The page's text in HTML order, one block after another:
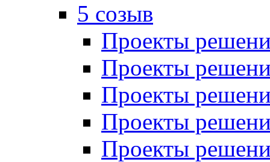
5 созыв
Проекты
Проекты
Проекты
Проекты
Проекты